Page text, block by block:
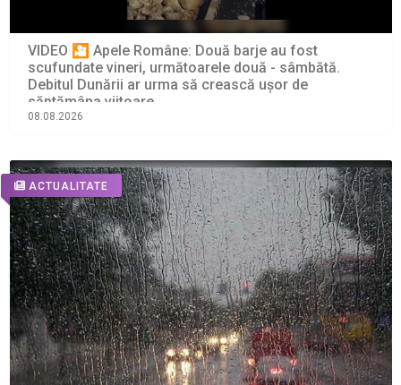
VIDEO 🎦 Apele Române: Două barje au fost
scufundate vineri, următoarele două - sâmbătă.
Debitul Dunării ar urma să crească ușor de
săptămâna viitoare
08.08.2026
ACTUALITATE